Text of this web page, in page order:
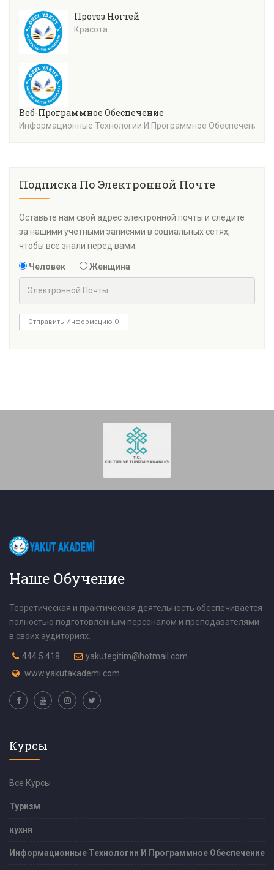
Протез Ногтей
Красота
Веб-Программное Обеспечение
Информационные Технологии И Программное Обеспечение
Подписка По Электронной Почте
Оставьте нам свой адрес электронной почты и следите
за нашими учетными записями в социальных сетях,
чтобы все знали перед вами.
Человек Женщина
Отправить Информацию О
Наше Обучение
Теоретическая и практическая деятельность обеспечивается
полностью подготовленным персоналом и преподавателями
в своих аудиториях.
444 5 418
yakutegitim@hotmail.com
www.yakutakademi.com
Курсы
Все Курсы
Туризм
кухня
Информационные Технологии И Программное Обеспечение